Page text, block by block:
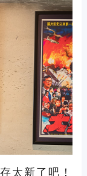
太新了吧！